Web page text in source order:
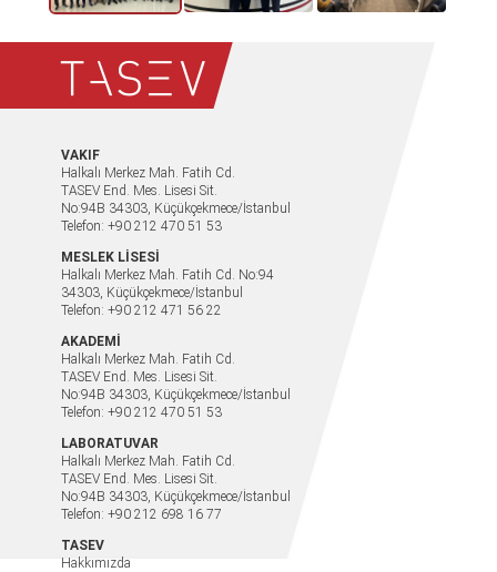
VAKIF
Halkalı Merkez Mah. Fatih Cd.
TASEV End. Mes. Lisesi Sit.
No:94B 34303, Küçükçekmece/İstanbul
Telefon: +90 212 470 51 53
MESLEK LİSESİ
Halkalı Merkez Mah. Fatih Cd. No:94
34303, Küçükçekmece/İstanbul
Telefon: +90 212 471 56 22
AKADEMİ
Halkalı Merkez Mah. Fatih Cd.
TASEV End. Mes. Lisesi Sit.
No:94B 34303, Küçükçekmece/İstanbul
Telefon: +90 212 470 51 53
LABORATUVAR
Halkalı Merkez Mah. Fatih Cd.
TASEV End. Mes. Lisesi Sit.
No:94B 34303, Küçükçekmece/İstanbul
Telefon: +90 212 698 16 77
TASEV
Hakkımızda